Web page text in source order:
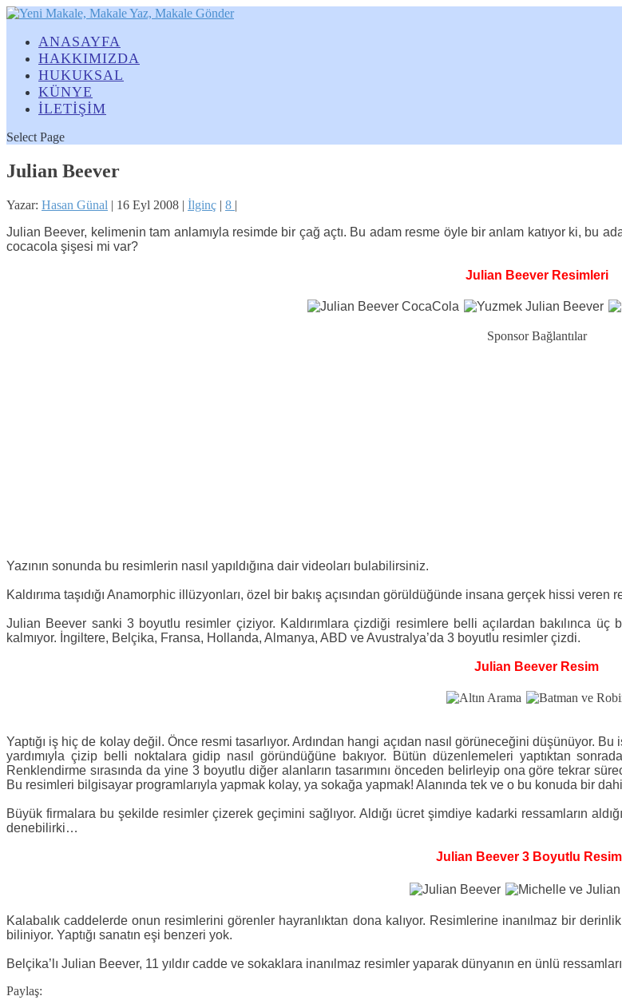
ANASAYFA
HAKKIMIZDA
HUKUKSAL
KÜNYE
İLETİŞİM
Select Page
Julian Beever
Yazar: Hasan Günal | 16 Eyl 2008 | İlginç | 8 |
Julian Beever, kelimenin tam anlamıyla resimde bir çağ açtı. Bu adam resme öyle bir anlam katıyor ki, bu
cocacola şişesi mi var?
Julian Beever Resimleri
Sponsor Bağlantılar
Yazının sonunda bu resimlerin nasıl yapıldığına dair videoları bulabilirsiniz.
Kaldırıma taşıdığı Anamorphic illüzyonları, özel bir bakış açısından görüldüğünde insana gerçek hissi veren
Julian Beever sanki 3 boyutlu resimler çiziyor. Kaldırımlara çizdiği resimlere belli açılardan bakılınca
kalmıyor. İngiltere, Belçika, Fransa, Hollanda, Almanya, ABD ve Avustralya’da 3 boyutlu resimler çizdi.
Julian Beever Resim
Yaptığı iş hiç de kolay değil. Önce resmi tasarlıyor. Ardından hangi açıdan nasıl görüneceğini düşünüyor.
yardımıyla çizip belli noktalara gidip nasıl göründüğüne bakıyor. Bütün düzenlemeleri yaptıktan
Renklendirme sırasında da yine 3 boyutlu diğer alanların tasarımını önceden belirleyip ona göre tekrar
Bu resimleri bilgisayar programlarıyla yapmak kolay, ya sokağa yapmak! Alanında tek ve o bu konuda bir
Büyük firmalara bu şekilde resimler çizerek geçimini sağlıyor. Aldığı ücret şimdiye kadarki ressamların
denebilirki…
Julian Beever 3 Boyutlu
Kalabalık caddelerde onun resimlerini görenler hayranlıktan dona kalıyor. Resimlerine inanılmaz bir
biliniyor. Yaptığı sanatın eşi benzeri yok.
Belçika’lı Julian Beever, 11 yıldır cadde ve sokaklara inanılmaz resimler yaparak dünyanın en ünlü
Paylaş: